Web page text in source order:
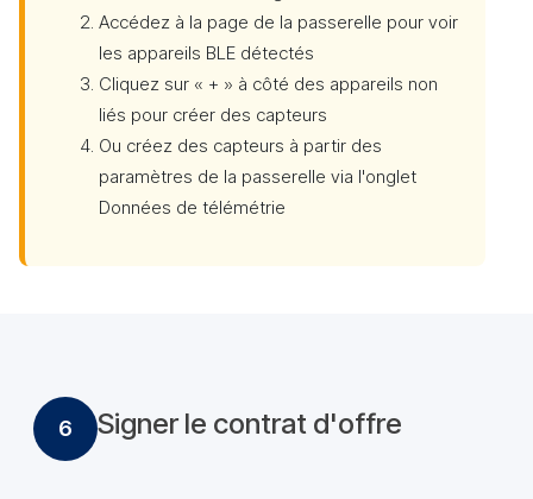
Accédez à la page de la passerelle pour voir
les appareils BLE détectés
Cliquez sur « + » à côté des appareils non
liés pour créer des capteurs
Ou créez des capteurs à partir des
paramètres de la passerelle via l'onglet
Données de télémétrie
6 Signer le contrat d'offre